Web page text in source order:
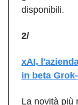
disponibili.
2/
xAI,
in beta
La novità più